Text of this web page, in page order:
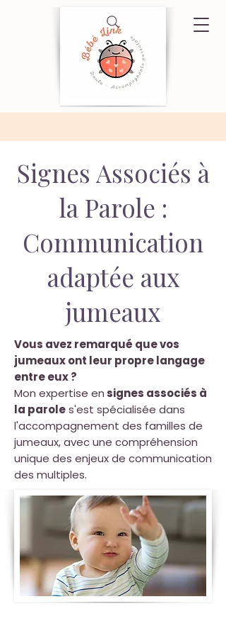
Signes Associés à
la Parole :
Communication
adaptée aux
jumeaux
Vous avez remarqué que vos
jumeaux ont leur propre langage
entre eux ?
Mon expertise en signes associés à
la paroles'est spécialisée dans
l'accompagnement des familles de
jumeaux, avec une compréhension
unique des enjeux de communication
des multiples.